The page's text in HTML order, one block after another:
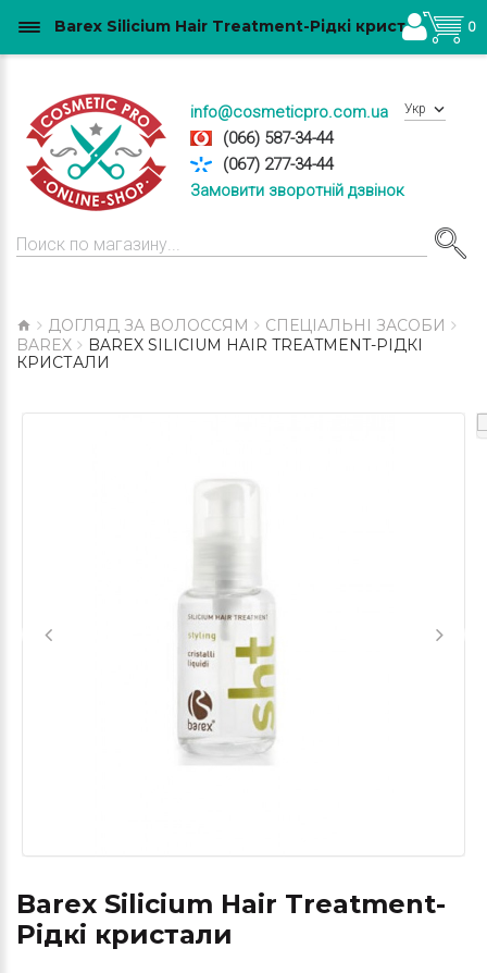
info@cosmeticpro.com.ua
(066) 587-34-44
(067) 277-34-44
Замовити зворотній дзвінок
Укр
0
ДОГЛЯД ЗА ВОЛОССЯМ
СПЕЦІАЛЬНІ ЗАСОБИ
BAREX
BAREX SILICIUM HAIR TREATMENT-РІДКІ
КРИСТАЛИ
Barex Silicium Hair Treatment-
Рідкі кристали
Barex Silicium Hair Treatment-Рідкі кристали купити в Україні